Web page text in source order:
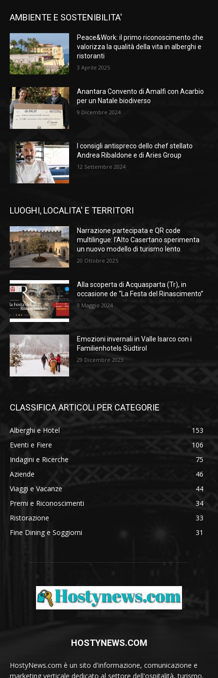
AMBIENTE E SOSTENIBILITA'
Peace&Work: il primo riconoscimento che
valorizza la qualità della vita in alberghi e
ristoranti
3 Aprile 2025
Anantara Convento di Amalfi con Acarbio
per un Natale biodiverso
9 Dicembre 2024
I consigli antispreco dello chef stellato
Andrea Ribaldone e di Aries Group
12 Settembre 2024
LUOGHI, LOCALITA' E TERRITORI
Narrazione partecipata e QR code
multilingue: l’Alto Casertano sperimenta
un nuovo modello di turismo lento
20 Ottobre 2025
Alla scoperta di Acquasparta (Tr), in
occasione de “La Festa del Rinascimento”
9 Maggio 2024
Emozioni invernali in Valle Isarco con i
Familienhotels Südtirol
29 Dicembre 2023
CLASSIFICA ARTICOLI PER CATEGORIE
Alberghi e Hotel
153
Eventi e Fiere
106
Indagini e Ricerche
75
Aziende
46
Viaggi e Vacanze
44
Premi e Riconoscimenti
34
Ristorazione
33
Fine Dining e Soggiorni
31
HOSTYNEWS.COM
HostyNews.com è un sito d'informazione, comunicazione e
marketing verticale dedicato al settore dell'ospitalità, turismo,